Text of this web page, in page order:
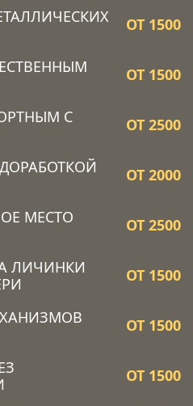
ОТ 1500
ОТ 1500
С
ОТ 2500
ОТ 2000
МЕСТО
ОТ 2500
ЛИЧИНКИ
ОТ 1500
ОТ 1500
ОТ 1500